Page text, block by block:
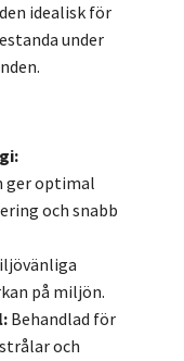
idealisk för
under
ger optimal
och snabb
på miljön.
Behandlad för
och